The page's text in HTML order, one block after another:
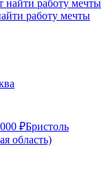
работу мечты
₽Бристоль
область)